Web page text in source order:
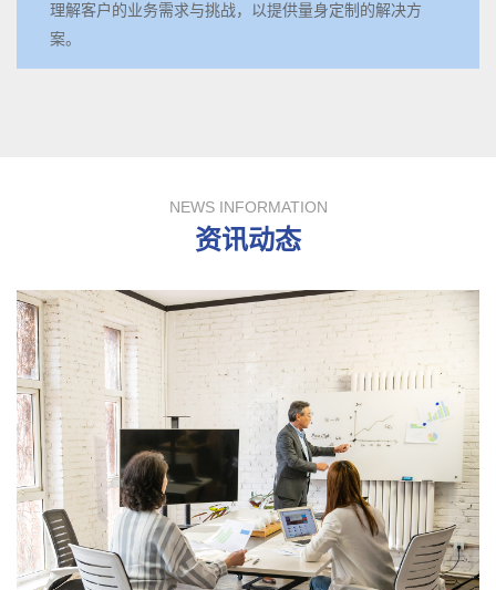
理解客户的业务需求与挑战，以提供量身定制的解决方
案。
NEWS INFORMATION
资讯动态